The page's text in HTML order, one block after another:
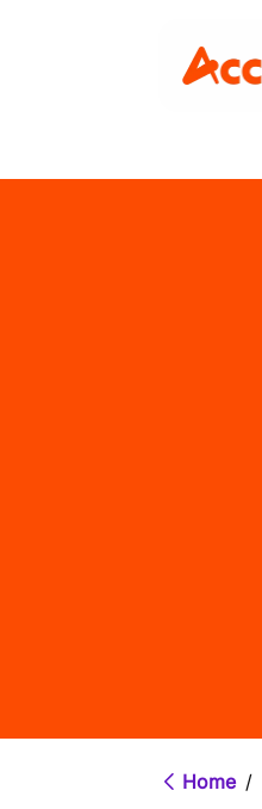
Home /